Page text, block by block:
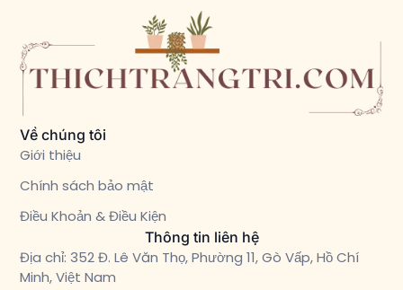
Về chúng tôi
Giới thiệu
Chính sách bảo mật
Điều Khoản & Điều Kiện
Thông tin liên hệ
Địa chỉ: 352 Đ. Lê Văn Thọ, Phường 11, Gò Vấp, Hồ Chí
Minh, Việt Nam